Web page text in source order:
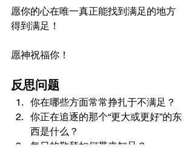
愿你的心在唯一真正能找到满足的地方
得到满足！
愿神祝福你！
反思问题
你在哪些方面常常挣扎于不满足？
你正在追逐的那个“更大或更好”的东
西是什么？
每日的敬拜如何带来知足？